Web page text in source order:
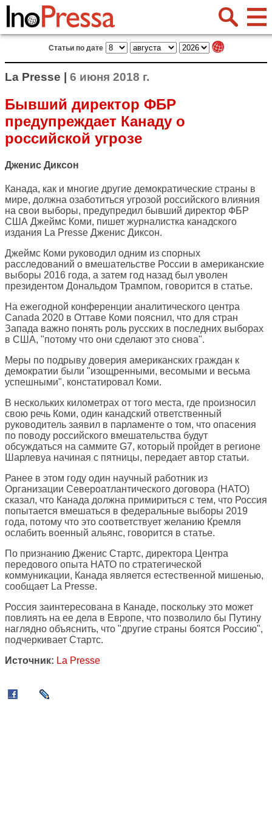
Статьи по дате
La Presse | 6 июня 2018 г.
Бывший директор ФБР
предупреждает Канаду о
российской угрозе
Дженис Диксон
Канада, как и многие другие демократические страны в
мире, должна озаботиться угрозой российского влияния
на свои выборы, предупредил бывший директор ФБР
США Джеймс Коми, пишет журналистка канадского
издания La Presse Дженис Диксон.
Джеймс Коми руководил одним из спорных
расследований о вмешательстве России в американские
выборы 2016 года, а затем год назад был уволен
президентом Дональдом Трампом, говорится в статье.
На ежегодной конференции аналитического центра
Canada 2020 в Оттаве Коми пояснил, что для стран
Запада важно понять роль русских в последних выборах
в США, "потому что они сделают это снова".
Меры по подрыву доверия американских граждан к
демократии были "изощренными, весомыми и весьма
успешными", констатировал Коми.
В нескольких километрах от того места, где произносил
свою речь Коми, один канадский ответственный
руководитель заявил в парламенте о том, что опасения
по поводу российского вмешательства будут
обсуждаться на саммите G7, который пройдет в регионе
Шарлевуа начиная с пятницы, передает автор статьи.
Ранее в этом году один научный работник из
Организации Североатлантического договора (НАТО)
сказал, что Канада должна примириться с тем, что Россия
попытается вмешаться в федеральные выборы 2019
года, потому что это соответствует желанию Кремля
ослабить военный альянс, говорится в статье.
По признанию Дженис Стартс, директора Центра
передового опыта НАТО по стратегической
коммуникации, Канада является естественной мишенью,
сообщает La Presse.
Россия заинтересована в Канаде, поскольку это может
повлиять на ее дела в Европе, что позволило бы Путину
наглядно объяснить, что "другие страны боятся Россию",
подчеркивает Стартс.
Источник: La Presse